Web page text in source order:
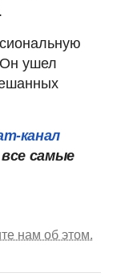
Он ушел
канал
самые
нам об этом.